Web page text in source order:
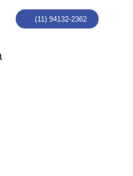
(11) 94132-2362